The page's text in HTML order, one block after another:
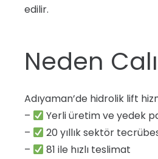
edilir.
Neden
Adıyaman’de hidrolik lift
–
Yerli üretim ve yedek
–
20 yıllık sektör
–
81 ile hızlı teslimat